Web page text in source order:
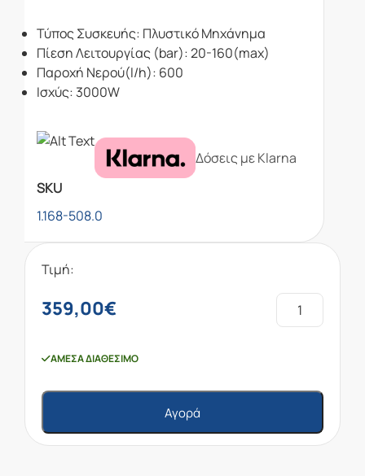
Τύπος Συσκευής: Πλυστικό Μηχάνημα
Πίεση Λειτουργίας (bar): 20-160(max)
Παροχή Νερού(l/h): 600
Ισχύς: 3000W
Δόσεις με Klarna
SKU
1.168-508.0
Τιμή:
359,00€
ΆΜΕΣΑ ΔΙΑΘΈΣΙΜΟ
Αγορά